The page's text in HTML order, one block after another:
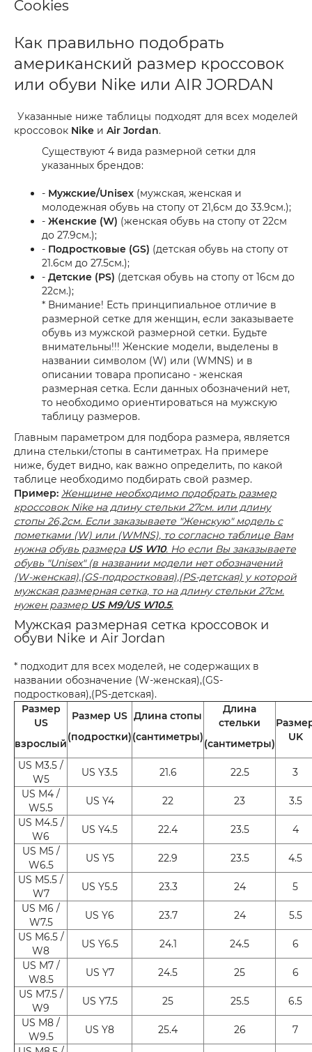
Cookies
Как правильно подобрать
американский размер кроссовок
или обуви Nike или AIR JORDAN
Указанные ниже таблицы подходят для всех моделей
кроссовок Nike и Air Jordan.
Существуют 4 вида размерной сетки для
указанных брендов:
- Мужские/Unisex (мужская, женская и
молодежная обувь на стопу от 21,6см до 33.9см.);
- Женские (W) (женская обувь на стопу от 22см
до 27.9см.);
- Подростковые (GS) (детская обувь на стопу от
21.6см до 27.5см.);
- Детские (PS) (детская обувь на стопу от 16см до
22см.);
* Внимание! Есть принципиальное отличие в
размерной сетке для женщин, если заказываете
обувь из мужской размерной сетки. Будьте
внимательны!!! Женские модели, выделены в
названии символом (W) или (WMNS) и в
описании товара прописано - женская
размерная сетка. Если данных обозначений нет,
то необходимо ориентироваться на мужскую
таблицу размеров.
Главным параметром для подбора размера, является
длина стельки/стопы в сантиметрах. На примере
ниже, будет видно, как важно определить, по какой
таблице необходимо подбирать свой размер.
Пример: Женщине необходимо подобрать размер
кроссовок Nike на длину стельки 27см. или длину
стопы 26,2см. Если заказываете "Женскую" модель с
пометками (W) или (WMNS), то согласно таблице Вам
нужна обувь размера US W10. Но если Вы заказываете
обувь "Unisex" (в названии модели нет обозначений
(W-женская),(GS-подростковая),(PS-детская) у которой
мужская размерная сетка, то на длину стельки 27см.
нужен размер US M9/US W10.5.
Мужская размерная сетка кроссовок и
обуви Nike и Air Jordan
* подходит для всех моделей, не содержащих в
названии обозначение (W-женская),(GS-
подростковая),(PS-детская).
Размер
US
взрослый
Размер US
(подростки)
Длина стопы
(сантиметры)
Длина
стельки
(сантиметры)
UK
US M3.5 /
W5
US Y3.5 21.6 22.5
3
US M4 /
W5.5
US Y4 22 23
3.5
US M4.5 /
W6
US Y4.5 22.4 23.5
4
US M5 /
W6.5
US Y5 22.9 23.5
4.5
US M5.5 /
W7
US Y5.5 23.3 24
5
US M6 /
W7.5
US Y6 23.7 24
5.5
US M6.5 /
W8
US Y6.5 24.1 24.5
6
US M7 /
W8.5
US Y7 24.5 25
6
US M7.5 /
W9
US Y7.5 25 25.5
6.5
US M8 /
W9.5
US Y8 25.4 26
7